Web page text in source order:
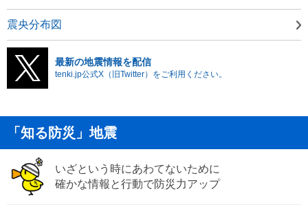
震央分布図
最新の地震情報を配信
tenki.jp公式X（旧Twitter）をご利用ください。
「知る防災」地震
いざという時にあわてないために
確かな情報と行動で防災力アップ